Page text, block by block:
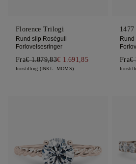
Florence Trilogi
Rund slip Roségull
Forlovelsesringer
Fra€ 1.879,83€ 1.691,85
Innstilling (INKL. MOMS)
1477
Rund
Fra€